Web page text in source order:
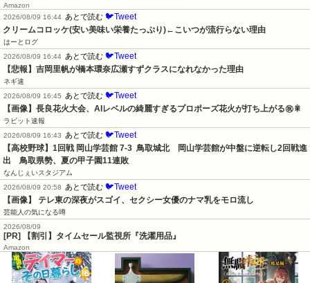
Amazon
2026/08/09 16:44 あとで読む 🐦Tweet
クリームコロッケ(安い美味い栄養たっぷり)←こいつが流行らない理由
はーとログ
2026/08/09 16:44 あとで読む 🐦Tweet
【悲報】吉岡里帆が橋本環奈広瀬すずクラスになれなかった理由
ネギ速
2026/08/09 16:45
あとで読む 🐦Tweet
【画像】長良花火大会、AIレベルの綺麗すぎるプロポーズ花火が打ち上がる㊗🎇
ラビット速報
2026/08/09 16:43
あとで読む 🐦Tweet
【高校野球】1回戦 岡山学芸館 7-3  鳥取城北　岡山学芸館が中盤に逆転し2回戦進
出　鳥取県勢、夏の甲子園11連敗
なんじぇいスタジアム
2026/08/09 20:58
あとで読む 🐦Tweet
【画像】 テレ東の深夜がスゴイ、セクシー女優のナマ乳をモロ流し
芸能人の気になる噂
2026/08/09
[PR] 【割引】タイムセール監視所『洗濯用品』
Amazon